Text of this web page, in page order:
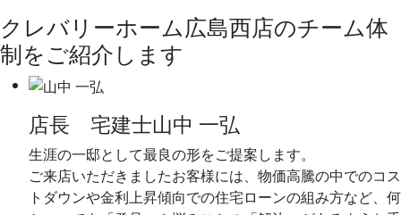
クレバリーホーム広島西店のチーム体
制をご紹介します
店長 宅建士山中 一弘
生涯の一邸として最良の形をご提案します。
ご来店いただきましたお客様には、物価高騰の中でのコス
トダウンや金利上昇傾向での住宅ローンの組み方など、何